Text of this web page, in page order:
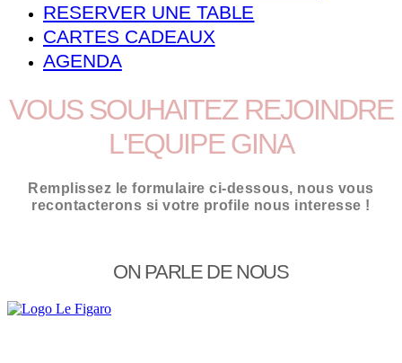
RESERVER UNE TABLE
CARTES CADEAUX
AGENDA
VOUS SOUHAITEZ REJOINDRE
L'EQUIPE GINA
Remplissez le formulaire ci-dessous, nous vous
recontacterons si votre profile nous interesse !
ON PARLE DE NOUS